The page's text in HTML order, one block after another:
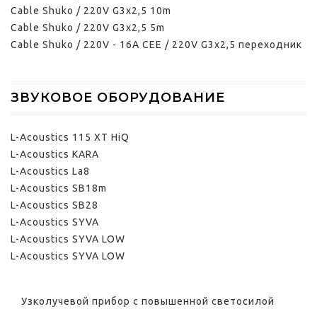
Cable Shuko / 220V G3x2,5 10m
Cable Shuko / 220V G3x2,5 5m
Cable Shuko / 220V - 16A CEE / 220V G3x2,5 переходник
ЗВУКОВОЕ ОБОРУДОВАНИЕ
L-Acoustics 115 XT HiQ
L-Acoustics KARA
L-Acoustics La8
L-Acoustics SB18m
L-Acoustics SB28
L-Acoustics SYVA
L-Acoustics SYVA LOW
L-Acoustics SYVA LOW
Узколучевой прибор с повышенной светосилой